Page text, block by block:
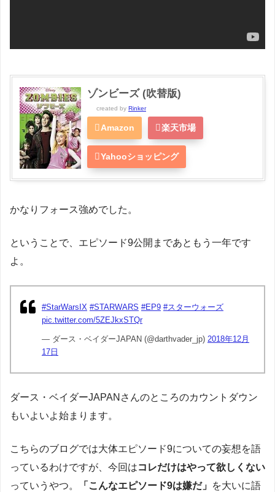
ゾンビーズ (吹替版)
created by Rinker
Amazon 楽天市場
Yahooショッピング
かなりフォース強めでした。
ということで、エピソード9公開まであともう一年です
よ。
#StarWarsIX #STARWARS #EP9 #スターウォーズ
pic.twitter.com/5ZEJkxSTQr
— ダース・ベイダーJAPAN (@darthvader_jp) 2018年12月
17日
ダース・ベイダーJAPANさんのところのカウントダウン
もいよいよ始まります。
こちらのブログでは大体エピソード9についての妄想を語
っているわけですが、今回はコレだけはやって欲しくない
っていうやつ。
「こんなエピソード9は嫌だ」 を大いに語